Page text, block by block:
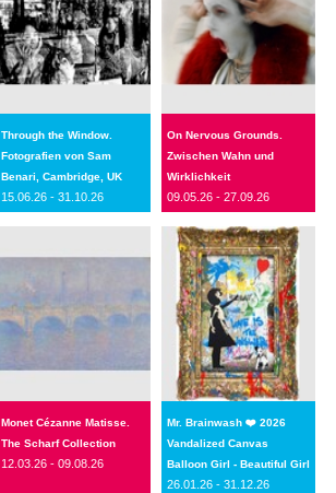
Through the Window.
Fotografien von Sam
Benari, Cambridge, UK
15.06.26 - 31.10.26
On Nervous Grounds.
Zwischen Wahn und
Wirklichkeit
09.05.26 - 27.09.26
Monet Cézanne Matisse.
The Scharf Collection
12.03.26 - 09.08.26
Mr. Brainwash ❤️ 2026
Vandalized Canvas
Balloon Girl - Beautiful Girl
26.01.26 - 31.12.26